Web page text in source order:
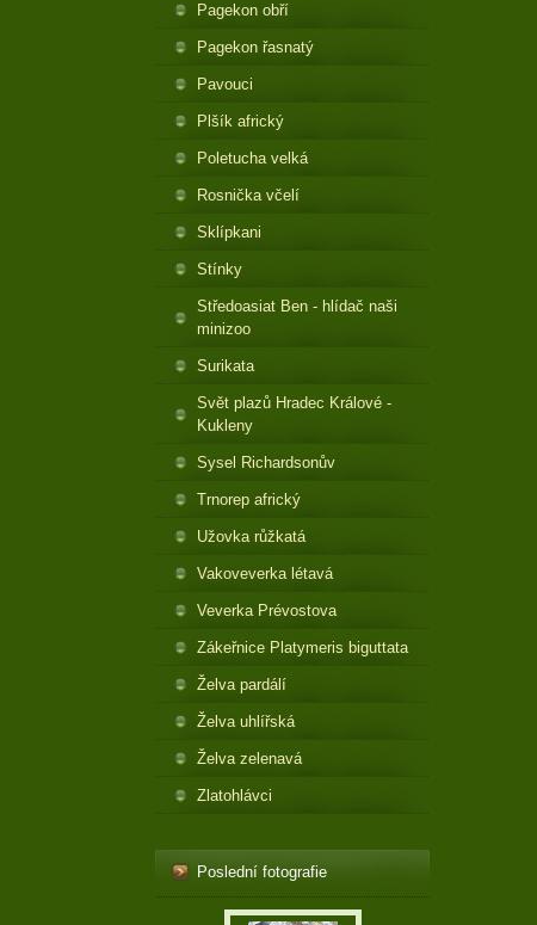
Pagekon obří
Pagekon řasnatý
Pavouci
Plšík africký
Poletucha velká
Rosnička včelí
Sklípkani
Stínky
Středoasiat Ben - hlídač naši
minizoo
Surikata
Svět plazů Hradec Králové -
Kukleny
Sysel Richardsonův
Trnorep africký
Užovka růžkatá
Vakoveverka létavá
Veverka Prévostova
Zákeřnice Platymeris biguttata
Želva pardálí
Želva uhlířská
Želva zelenavá
Zlatohlávci
Poslední fotografie